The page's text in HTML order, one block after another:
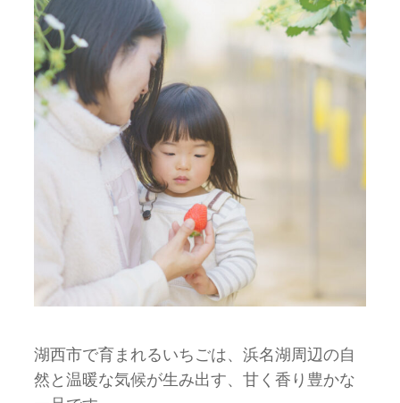
湖西市で育まれるいちごは、浜名湖周辺の自
然と温暖な気候が生み出す、甘く香り豊かな